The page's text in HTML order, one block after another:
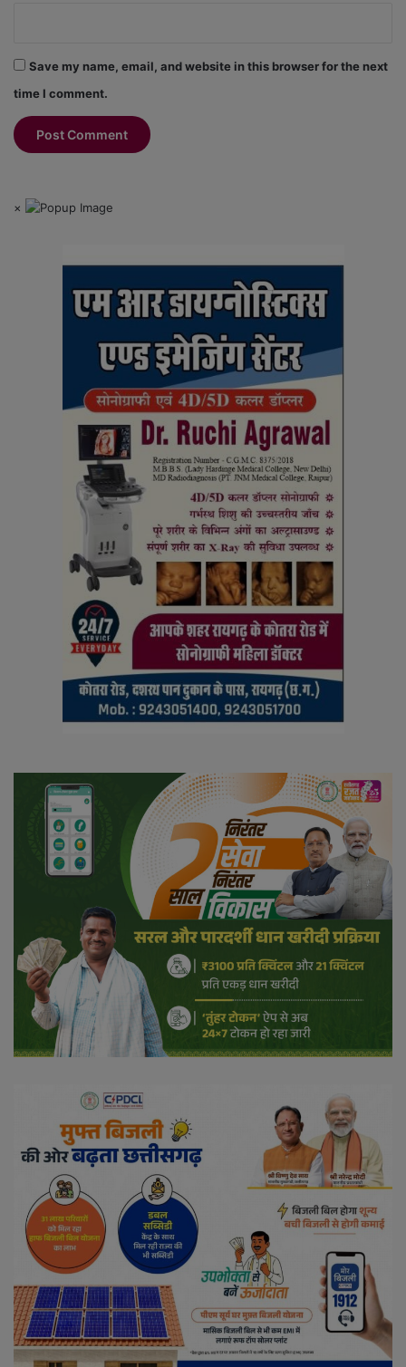
Save my name, email, and website in this browser for the next
time I comment.
×